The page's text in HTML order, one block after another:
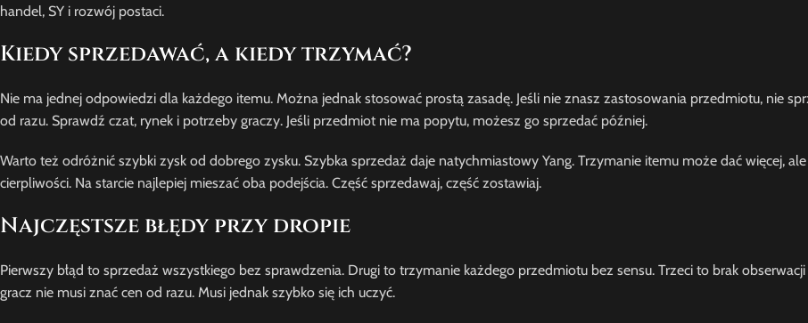
handel, SY i rozwój postaci.
Kiedy sprzedawać, a kiedy trzymać?
Nie ma jednej odpowiedzi dla każdego itemu. Można jednak stosować prostą zasadę. Jeśli nie znasz zastosowania przedmiotu, nie
od razu. Sprawdź czat, rynek i potrzeby graczy. Jeśli przedmiot nie ma popytu, możesz go sprzedać później.
Warto też odróżnić szybki zysk od dobrego zysku. Szybka sprzedaż daje natychmiastowy Yang. Trzymanie itemu może dać więcej,
cierpliwości. Na starcie najlepiej mieszać oba podejścia. Część sprzedawaj, część zostawiaj.
Najczęstsze błędy przy dropie
Pierwszy błąd to sprzedaż wszystkiego bez sprawdzenia. Drugi to trzymanie każdego przedmiotu bez sensu. Trzeci to brak
gracz nie musi znać cen od razu. Musi jednak szybko się ich uczyć.